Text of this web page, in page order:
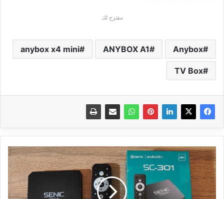
مقترح لك
Anybox
ANYBOX A1
anybox x4 mini
TV Box
اجعل
تلفازك
العادي
ذكياً
مع